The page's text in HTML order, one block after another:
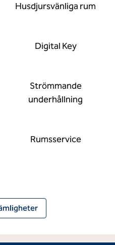
Husdjursvänliga rum
Digital Key
Strömmande
underhållning
Rumsservice